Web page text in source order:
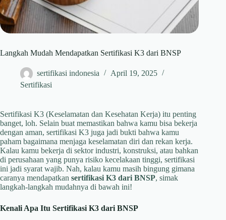
Langkah Mudah Mendapatkan Sertifikasi K3 dari BNSP
sertifikasi indonesia
April 19, 2025
Sertifikasi
Sertifikasi K3 (Keselamatan dan Kesehatan Kerja) itu penting
banget, loh. Selain buat memastikan bahwa kamu bisa bekerja
dengan aman, sertifikasi K3 juga jadi bukti bahwa kamu
paham bagaimana menjaga keselamatan diri dan rekan kerja.
Kalau kamu bekerja di sektor industri, konstruksi, atau bahkan
di perusahaan yang punya risiko kecelakaan tinggi, sertifikasi
ini jadi syarat wajib. Nah, kalau kamu masih bingung gimana
caranya mendapatkan sertifikasi K3 dari BNSP, simak
langkah-langkah mudahnya di bawah ini!
Kenali Apa Itu Sertifikasi K3 dari BNSP